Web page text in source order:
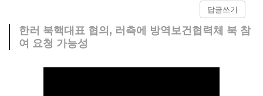
답글쓰기
한러 북핵대표 협의, 러측에 방역보건협력체 북 참
여 요청 가능성